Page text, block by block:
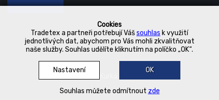
Cookies
Tradetex a partneři potřebují Vášsouhlas k využití
jednotlivých dat, abychom pro Vás mohli zkvalitňovat
naše služby. Souhlas udělíte kliknutím na políčko „OK“.
Nastavení OK
Souhlas můžete odmítnout zde